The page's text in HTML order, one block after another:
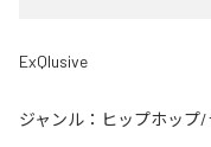
ExQlusive
ジャンル： ヒップホップ